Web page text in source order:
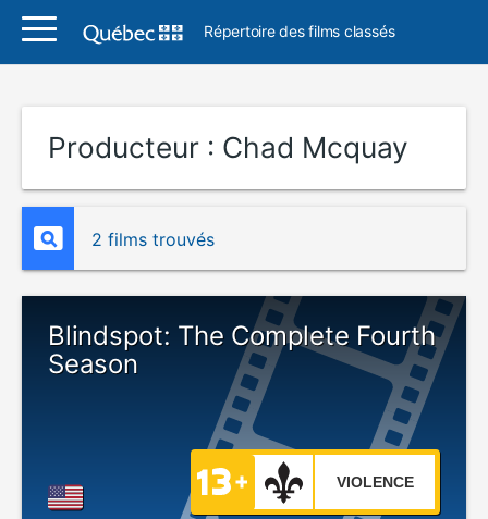
Répertoire des films classés
Producteur : Chad Mcquay
2 films trouvés
Blindspot: The Complete Fourth
Season
VIOLENCE